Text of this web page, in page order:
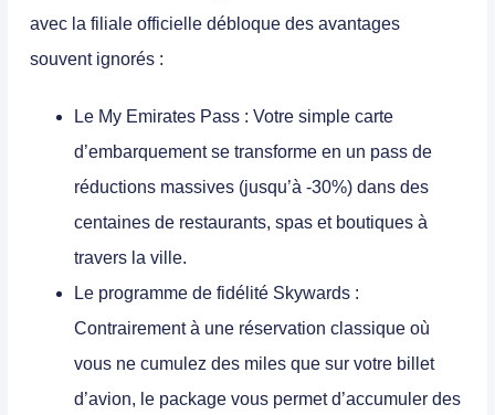
avec la filiale officielle débloque des avantages
souvent ignorés :
Le My Emirates Pass : Votre simple carte
d’embarquement se transforme en un pass de
réductions massives (jusqu’à -30%) dans des
centaines de restaurants, spas et boutiques à
travers la ville.
Le programme de fidélité Skywards :
Contrairement à une réservation classique où
vous ne cumulez des miles que sur votre billet
d’avion, le package vous permet d’accumuler des